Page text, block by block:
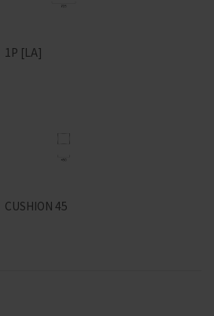
1P [LA]
CUSHION 45